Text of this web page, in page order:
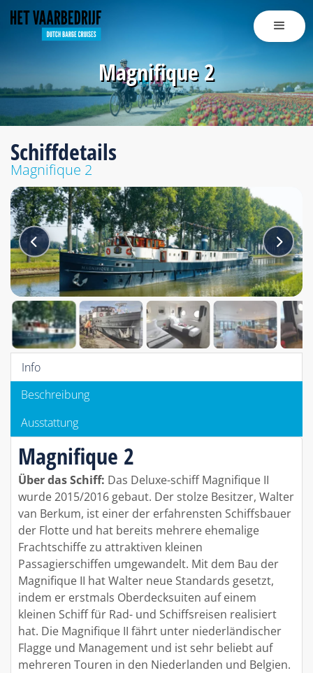
Magnifique 2
Schiffdetails
Magnifique 2
Info
Beschreibung
Ausstattung
Magnifique 2
Über das Schiff: Das Deluxe-schiff Magnifique II
wurde 2015/2016 gebaut. Der stolze Besitzer, Walter
van Berkum, ist einer der erfahrensten Schiffsbauer
der Flotte und hat bereits mehrere ehemalige
Frachtschiffe zu attraktiven kleinen
Passagierschiffen umgewandelt. Mit dem Bau der
Magnifique II hat Walter neue Standards gesetzt,
indem er erstmals Oberdecksuiten auf einem
kleinen Schiff für Rad- und Schiffsreisen realisiert
hat. Die Magnifique II fährt unter niederländischer
Flagge und Management und ist sehr beliebt auf
mehreren Touren in den Niederlanden und Belgien.